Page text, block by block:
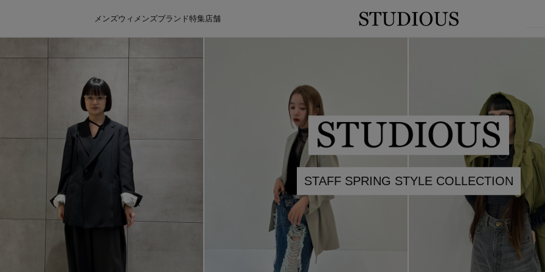
メンズウィメンズブランド特集店舗
STAFF SPRING STYLE COLLECTION